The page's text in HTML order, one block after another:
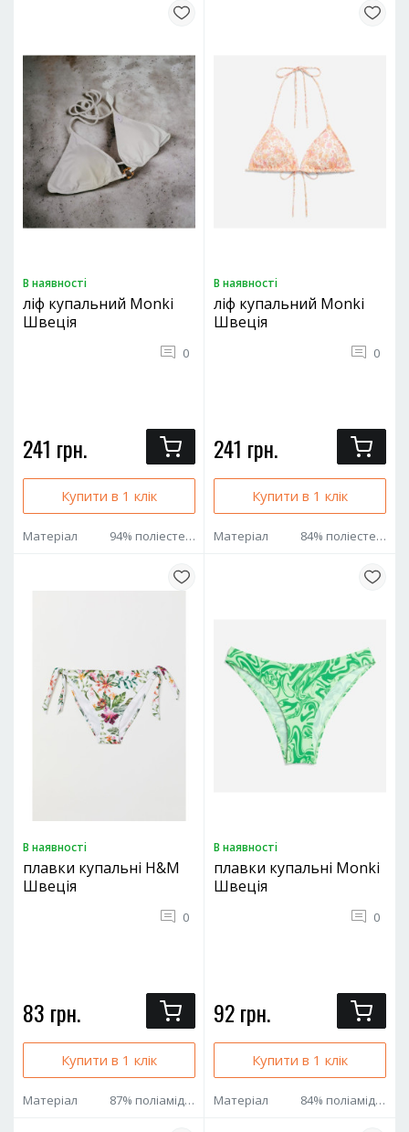
В наявностi
ліф купальний Monki
Швеція
0
241 грн.
Купити в 1 клік
Матеріал 94% поліестер 6% еластан
В наявностi
ліф купальний Monki
Швеція
0
241 грн.
Купити в 1 клік
Матеріал 84% поліестер 16% еластан
В наявностi
плавки купальні H&M
Швеція
0
83 грн.
Купити в 1 клік
Матеріал 87% поліамід 13% еластан
В наявностi
плавки купальні Monki
Швеція
0
92 грн.
Купити в 1 клік
Матеріал 84% поліамід 16% еластан